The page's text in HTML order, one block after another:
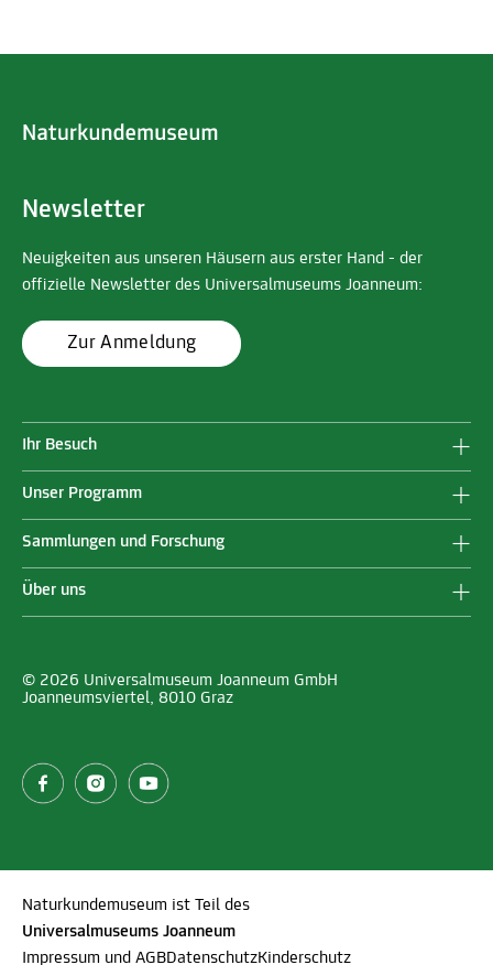
Newsletter
Neuigkeiten aus unseren Häusern aus erster Hand - der
offizielle Newsletter des Universalmuseums Joanneum:
Zur Anmeldung
Ihr Besuch
Unser Programm
Sammlungen und Forschung
Über uns
© 2026 Universalmuseum Joanneum GmbH
Joanneumsviertel, 8010 Graz
Naturkundemuseum ist Teil des
Universalmuseums Joanneum
Impressum und AGBDatenschutzKinderschutz